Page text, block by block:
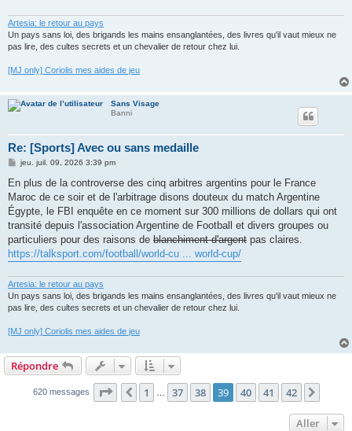
Artesia: le retour au pays
Un pays sans loi, des brigands les mains ensanglantées, des livres qu'il vaut mieux ne
pas lire, des cultes secrets et un chevalier de retour chez lui.
[MJ only] Coriolis mes aides de jeu
Sans Visage
Banni
Re: [Sports] Avec ou sans medaille
M
s
a
g
e
jeu. juil. 09, 2026 3:39 pm
En plus de la controverse des cinq arbitres argentins pour le France
Maroc de ce soir et de l'arbitrage disons douteux du match Argentine
Égypte, le FBI enquête en ce moment sur 300 millions de dollars qui ont
transité depuis l'association Argentine de Football et divers groupes ou
particuliers pour des raisons de blanchiment d'argent pas claires.
https://talksport.com/football/world-cu ... world-cup/
Artesia: le retour au pays
Un pays sans loi, des brigands les mains ensanglantées, des livres qu'il vaut mieux ne
pas lire, des cultes secrets et un chevalier de retour chez lui.
[MJ only] Coriolis mes aides de jeu
Répondre
620 messages Page 39 sur 42
Précédent
1 37 38 39 40 41 42
Aller